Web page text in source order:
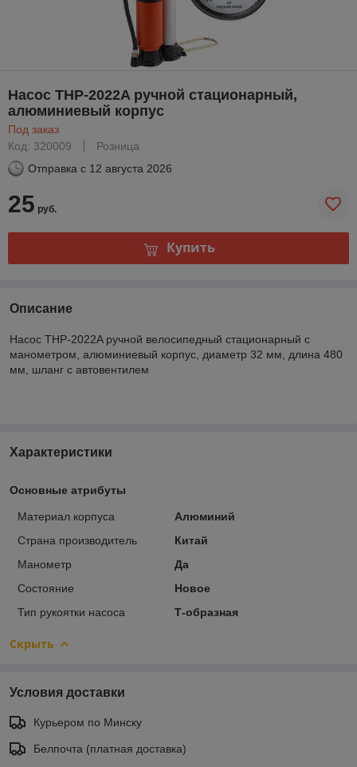
Насос THP-2022A ручной стационарный,
алюминиевый корпус
Под заказ
Код: 320009
Розница
Отправка с 12 августа 2026
25 руб.
Купить
Описание
Насос THP-2022A ручной велосипедный стационарный с
манометром, алюминиевый корпус, диаметр 32 мм, длина 480
мм, шланг с автовентилем
Характеристики
Основные атрибуты
Материал корпуса
Алюминий
Страна производитель
Китай
Манометр
Да
Состояние
Новое
Тип рукоятки насоса
Т-образная
Скрыть
Условия доставки
Курьером по Минску
Белпочта (платная доставка)